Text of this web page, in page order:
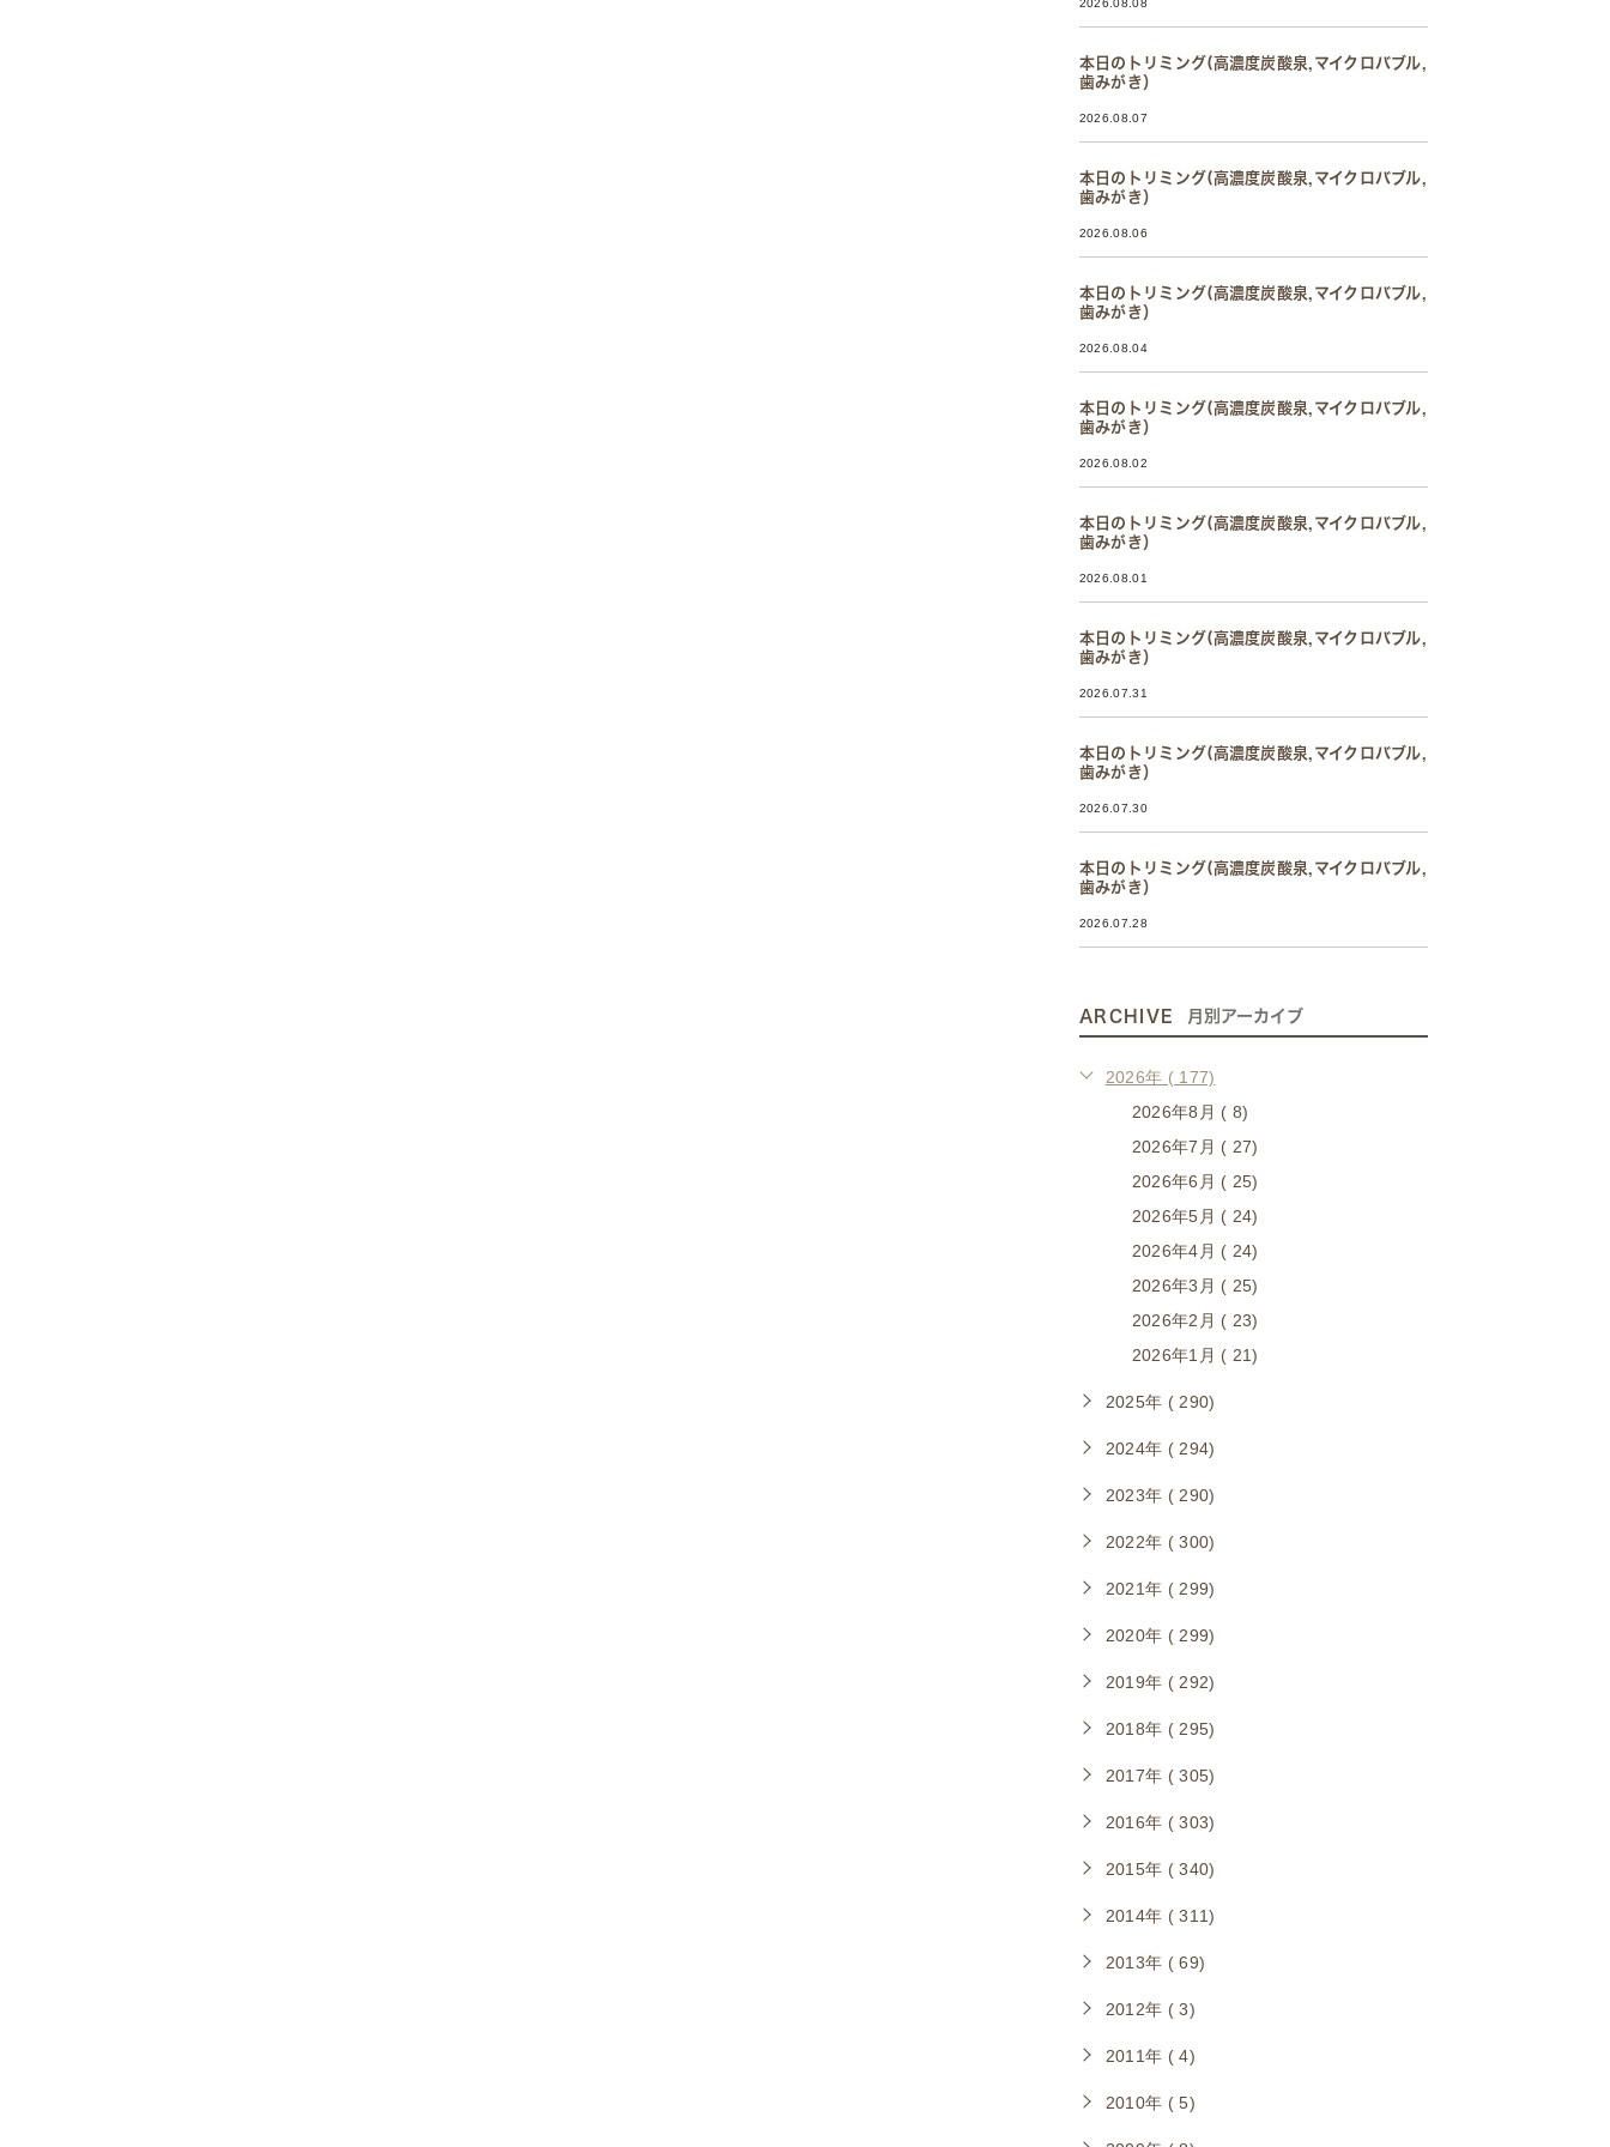
2026.08.08
本日のトリミング(高濃度炭酸泉,マイクロバブル,
歯みがき）
2026.08.07
本日のトリミング(高濃度炭酸泉,マイクロバブル,
歯みがき）
2026.08.06
本日のトリミング(高濃度炭酸泉,マイクロバブル,
歯みがき）
2026.08.04
本日のトリミング(高濃度炭酸泉,マイクロバブル,
歯みがき）
2026.08.02
本日のトリミング(高濃度炭酸泉,マイクロバブル,
歯みがき）
2026.08.01
本日のトリミング(高濃度炭酸泉,マイクロバブル,
歯みがき）
2026.07.31
本日のトリミング(高濃度炭酸泉,マイクロバブル,
歯みがき）
2026.07.30
本日のトリミング(高濃度炭酸泉,マイクロバブル,
歯みがき）
2026.07.28
ARCHIVE 月別アーカイブ
2026年 ( 177)
2026年8月 ( 8)
2026年7月 ( 27)
2026年6月 ( 25)
2026年5月 ( 24)
2026年4月 ( 24)
2026年3月 ( 25)
2026年2月 ( 23)
2026年1月 ( 21)
2025年 ( 290)
2024年 ( 294)
2023年 ( 290)
2022年 ( 300)
2021年 ( 299)
2020年 ( 299)
2019年 ( 292)
2018年 ( 295)
2017年 ( 305)
2016年 ( 303)
2015年 ( 340)
2014年 ( 311)
2013年 ( 69)
2012年 ( 3)
2011年 ( 4)
2010年 ( 5)